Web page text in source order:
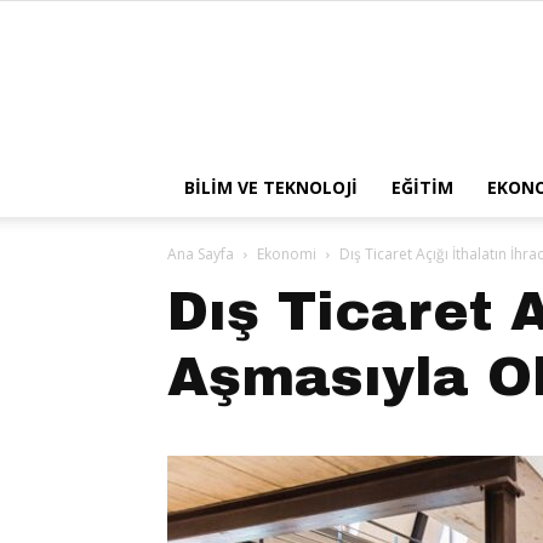
BILIM VE TEKNOLOJI EĞITIM
Ana Sayfa Ekonomi Dış Ticaret Açığı İthalatın
Dış Ticaret
Aşmasıyla